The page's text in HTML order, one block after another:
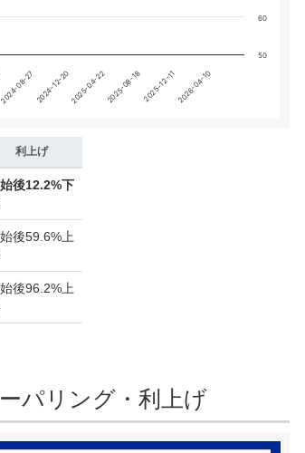
2024-08-27 2024-12-202025-04-222025-08-18 2025-12-11 2026-04-10
50
60
利上げ
後12.2%下
後59.6%上
後96.2%上
パリング・利上げ